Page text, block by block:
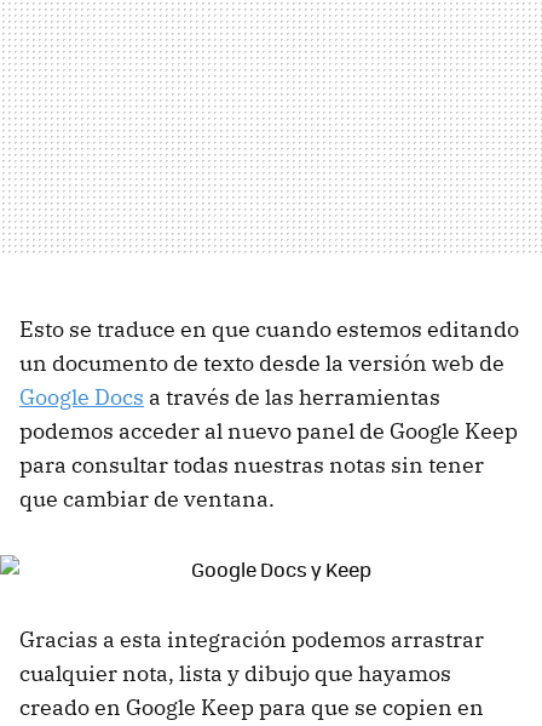
Esto se traduce en que cuando estemos editando
un documento de texto desde la versión web de
Google Docs a través de las herramientas
podemos acceder al nuevo panel de Google Keep
para consultar todas nuestras notas sin tener
que cambiar de ventana.
Gracias a esta integración podemos arrastrar
cualquier nota, lista y dibujo que hayamos
creado en Google Keep para que se copien en